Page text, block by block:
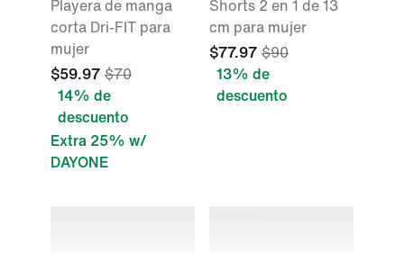
Playera de manga
corta Dri-FIT para
mujer
$59.97 $70
14% de
descuento
Extra 25% w/
DAYONE
Shorts 2 en 1 de 13
cm para mujer
$77.97 $90
13% de
descuento